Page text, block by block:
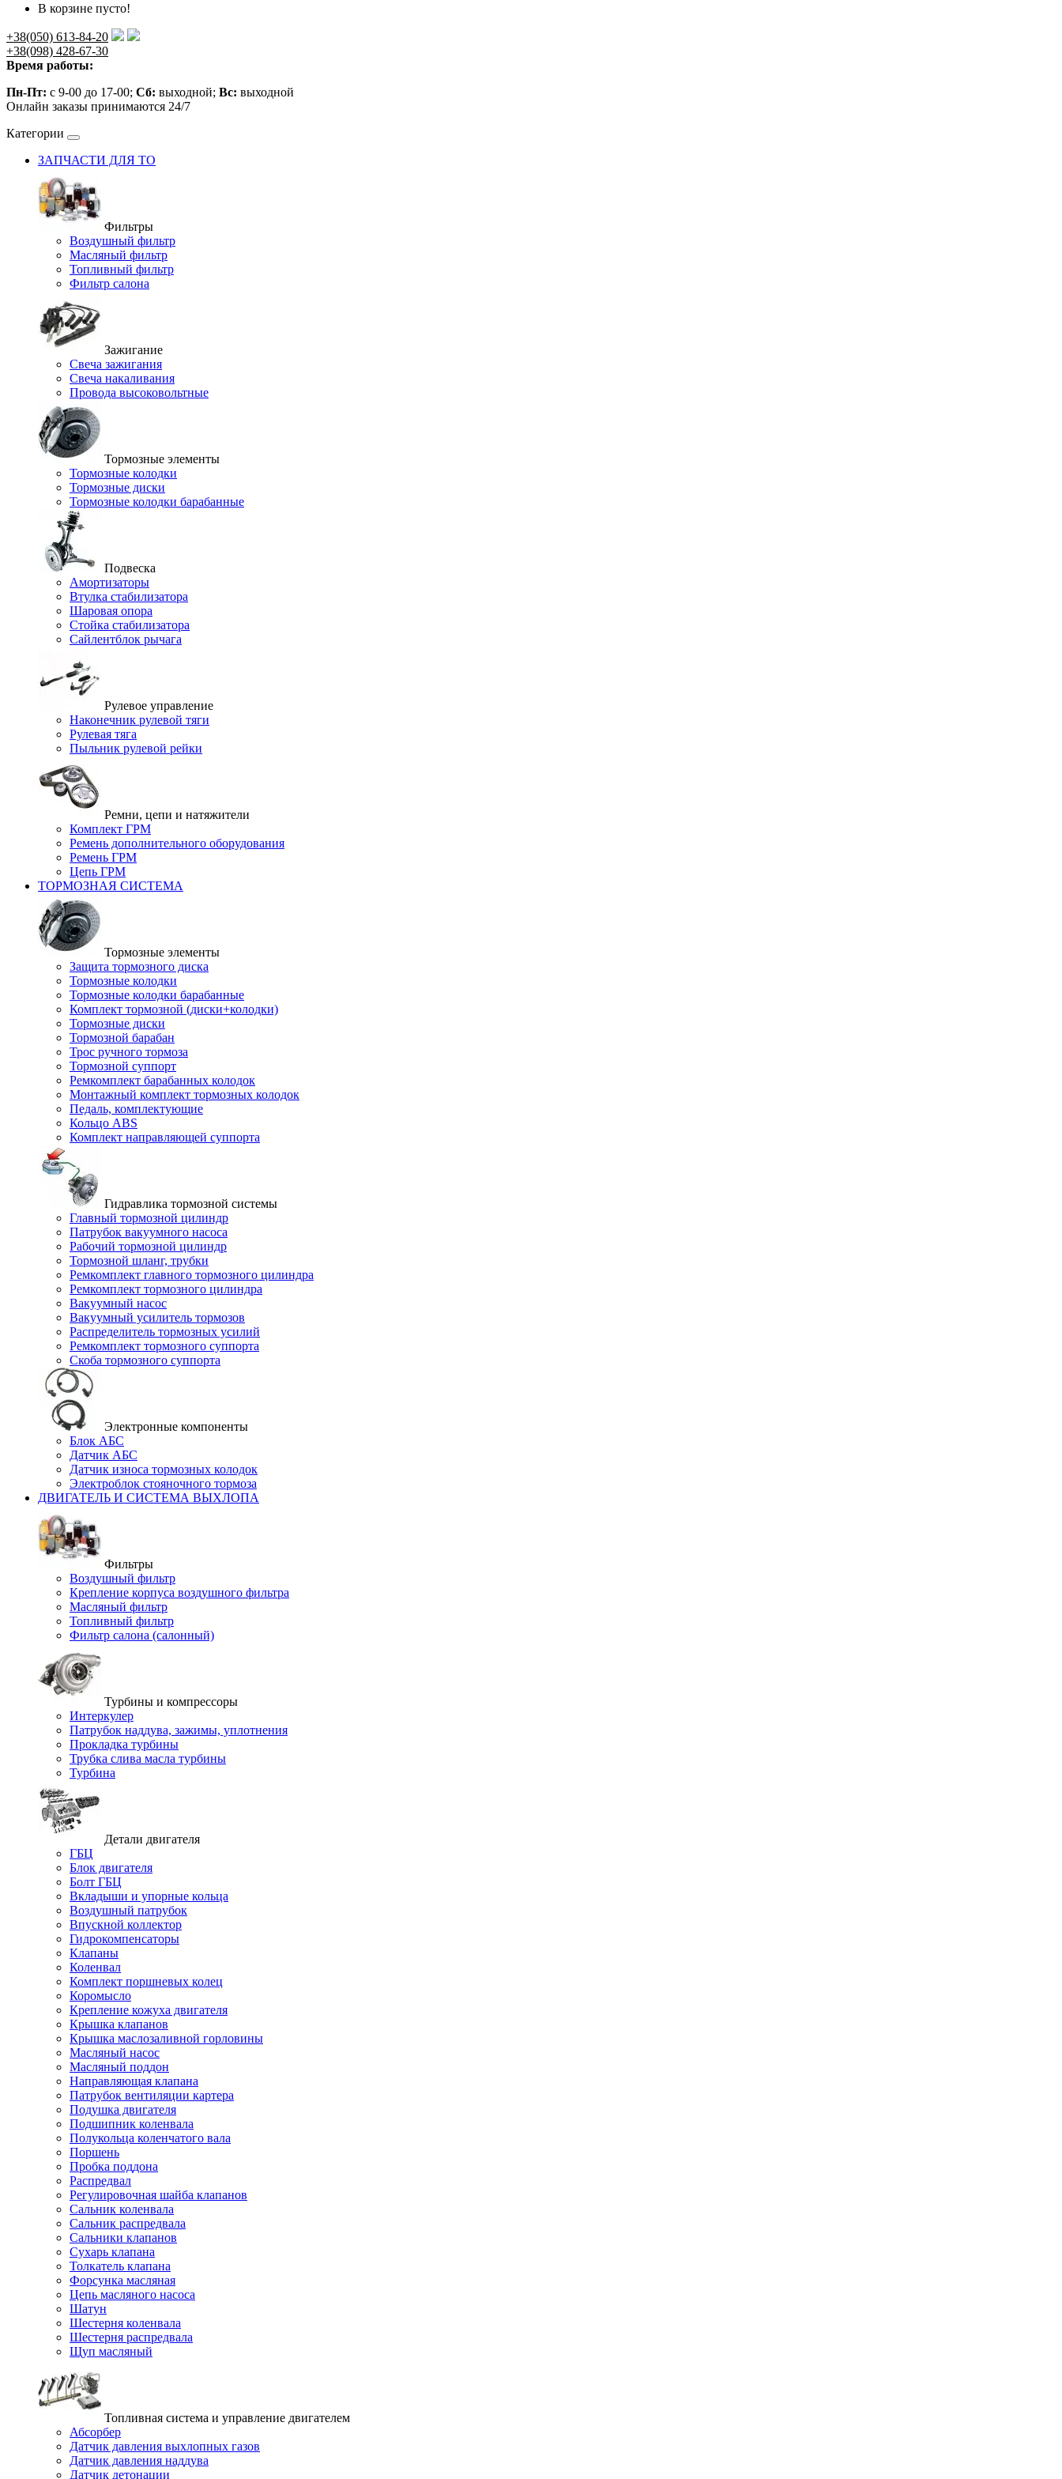
В корзине пусто!
+38(050) 613-84-20
+38(098) 428-67-30
Время работы:
Пн-Пт: с 9-00 до 17-00; Сб: выходной; Вс: выходной
Онлайн заказы принимаются 24/7
Категории
ЗАПЧАСТИ ДЛЯ ТО
Фильтры
Воздушный фильтр
Масляный фильтр
Топливный фильтр
Фильтр салона
Зажигание
Свеча зажигания
Свеча накаливания
Провода высоковольтные
Тормозные элементы
Тормозные колодки
Тормозные диски
Тормозные колодки барабанные
Подвеска
Амортизаторы
Втулка стабилизатора
Шаровая опора
Стойка стабилизатора
Сайлентблок рычага
Рулевое управление
Наконечник рулевой тяги
Рулевая тяга
Пыльник рулевой рейки
Ремни, цепи и натяжители
Комплект ГРМ
Ремень дополнительного оборудования
Ремень ГРМ
Цепь ГРМ
ТОРМОЗНАЯ СИСТЕМА
Тормозные элементы
Защита тормозного диска
Тормозные колодки
Тормозные колодки барабанные
Комплект тормозной (диски+колодки)
Тормозные диски
Тормозной барабан
Трос ручного тормоза
Тормозной суппорт
Ремкомплект барабанных колодок
Монтажный комплект тормозных колодок
Педаль, комплектующие
Кольцо ABS
Комплект направляющей суппорта
Гидравлика тормозной системы
Главный тормозной цилиндр
Патрубок вакуумного насоса
Рабочий тормозной цилиндр
Тормозной шланг, трубки
Ремкомплект главного тормозного цилиндра
Ремкомплект тормозного цилиндра
Вакуумный насос
Вакуумный усилитель тормозов
Распределитель тормозных усилий
Ремкомплект тормозного суппорта
Скоба тормозного суппорта
Электронные компоненты
Блок АБС
Датчик АБС
Датчик износа тормозных колодок
Электроблок стояночного тормоза
ДВИГАТЕЛЬ И СИСТЕМА ВЫХЛОПА
Фильтры
Воздушный фильтр
Крепление корпуса воздушного фильтра
Масляный фильтр
Топливный фильтр
Фильтр салона (салонный)
Турбины и компрессоры
Интеркулер
Патрубок наддува, зажимы, уплотнения
Прокладка турбины
Трубка слива масла турбины
Турбина
Детали двигателя
ГБЦ
Блок двигателя
Болт ГБЦ
Вкладыши и упорные кольца
Воздушный патрубок
Впускной коллектор
Гидрокомпенсаторы
Клапаны
Коленвал
Комплект поршневых колец
Коромысло
Крепление кожуха двигателя
Крышка клапанов
Крышка маслозаливной горловины
Масляный насос
Масляный поддон
Направляющая клапана
Патрубок вентиляции картера
Подушка двигателя
Подшипник коленвала
Полукольца коленчатого вала
Поршень
Пробка поддона
Распредвал
Регулировочная шайба клапанов
Сальник коленвала
Сальник распредвала
Сальники клапанов
Сухарь клапана
Толкатель клапана
Форсунка масляная
Цепь масляного насоса
Шатун
Шестерня коленвала
Шестерня распредвала
Щуп масляный
Топливная система и управление двигателем
Абсорбер
Датчик давления выхлопных газов
Датчик давления наддува
Датчик детонации